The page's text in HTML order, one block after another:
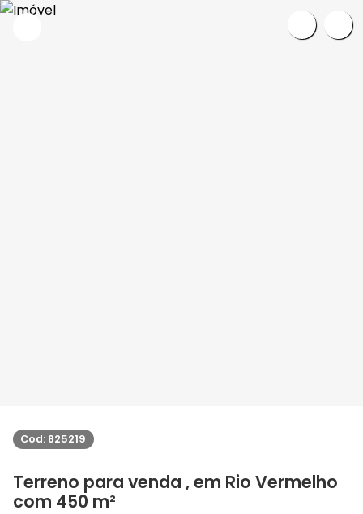
Cod: 825219
Terreno para venda , em Rio Vermelho
com 450 m²